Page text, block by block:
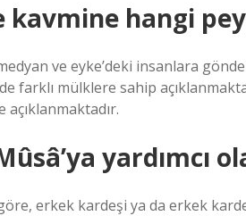
kavmine hangi
ve eyke’deki insanlara
farklı mülklere sahip
açıklanmaktadır.
yardımcı
erkek kardeşi ya da erkek